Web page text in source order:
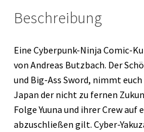
Beschreibung
Eine Cyberpunk-Ninja Comic-
von Andreas Butzbach. Der
und Big-Ass Sword, nimmt
Japan der nicht zu fernen
Folge Yuuna und ihrer Crew auf
abzuschließen gilt. Cyber-